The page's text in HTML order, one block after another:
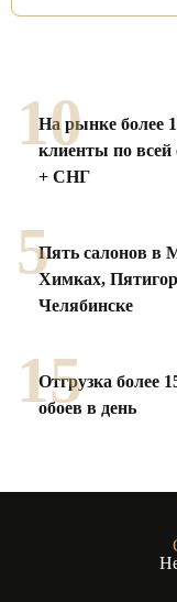
10
На рынке более
клиенты по всей
+ СНГ
5Пять салонов в
Химках,
Челябинске
15
Отгрузка более
обоев в день